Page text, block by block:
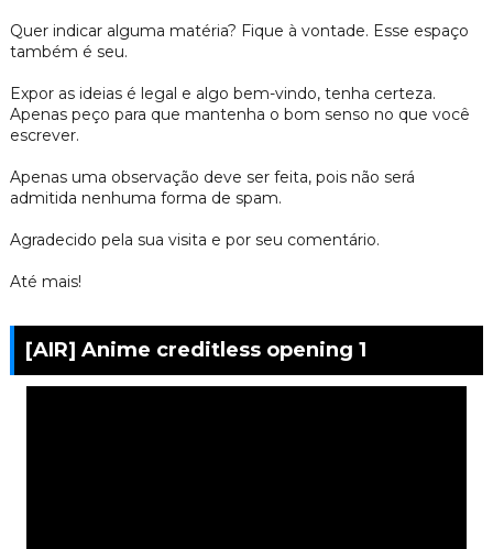
Quer indicar alguma matéria? Fique à vontade. Esse espaço
também é seu.
Expor as ideias é legal e algo bem-vindo, tenha certeza.
Apenas peço para que mantenha o bom senso no que você
escrever.
Apenas uma observação deve ser feita, pois não será
admitida nenhuma forma de spam.
Agradecido pela sua visita e por seu comentário.
Até mais!
[AIR] Anime creditless opening 1